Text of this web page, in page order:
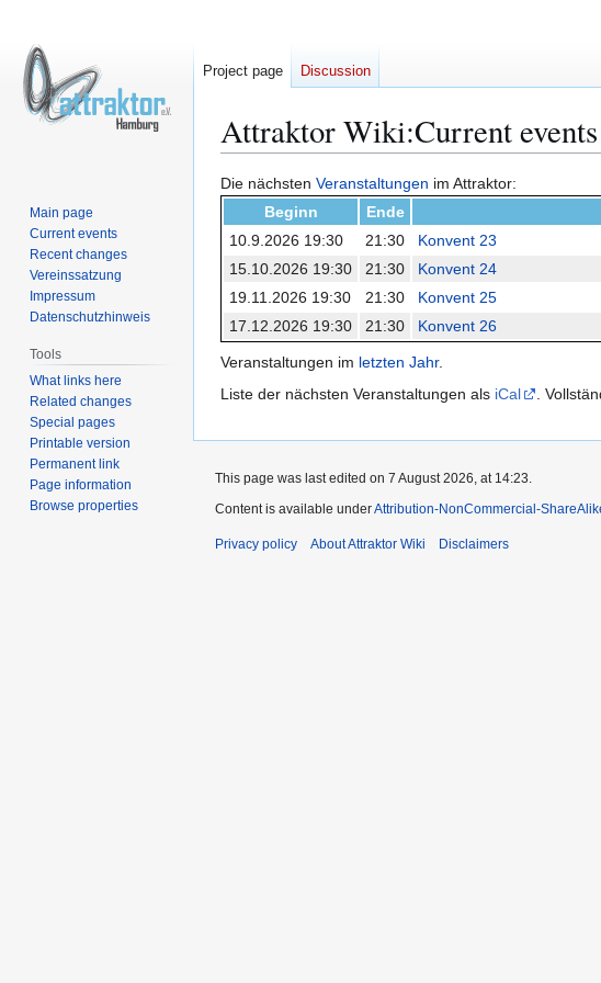
Attraktor Wiki:Current events
Jump
navigation
Jump
search
Die nächsten Veranstaltungen im Attraktor:
Beginn
Ende
10.9.2026 19:30
21:30
Konvent 23
15.10.2026 19:30
21:30
Konvent 24
19.11.2026 19:30
21:30
Konvent 25
17.12.2026 19:30
21:30 Konvent 26
Veranstaltungen im letzten Jahr.
Liste der nächsten Veranstaltungen als iCal .
Project page Discussion
Main page
Current events
Recent changes
Vereinssatzung
Impressum
Datenschutzhinweis
Tools
What links here
Related changes
Special pages
Printable version
Permanent link
Page information
Browse properties
This page was last edited on 7 August 2026, at 14:23.
Content is available underAttribution-NonCommercial-
Privacy policy About Attraktor Wiki Disclaimers